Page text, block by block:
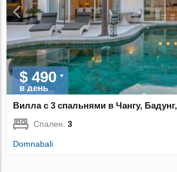
$ 490
в день
Вилла с 3 спальнями в Чангу,
Спален:3
Domnabali